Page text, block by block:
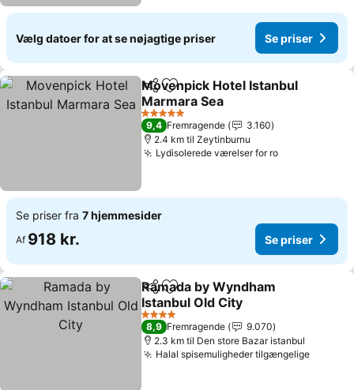
Vælg datoer for at se nøjagtige priser Se priser
Del Føj til favoritter
Movenpick Hotel Istanbul
Marmara Sea
5 Stjerner
9,4 Fremragende
3.160
2.4 km til Zeytinburnu
Lydisolerede værelser for ro
Se priser fra 7 hjemmesider
Af 918 kr. Se priser
Del Føj til favoritter
Ramada by Wyndham
Istanbul Old City
4 Stjerner
8,9 Fremragende
9.070
2.3 km til Den store Bazar istanbul
Halal spisemuligheder tilgængelige